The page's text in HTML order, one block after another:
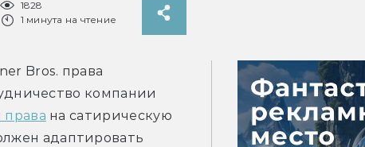
1828
1 минута на чтение
Bros. права
компании
права на сатирическую
адаптировать